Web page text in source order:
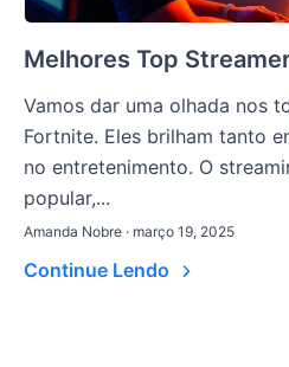
Melhores Top
Vamos dar uma olhada nos
Fortnite. Eles brilham tanto
no entretenimento. O
popular,...
Amanda Nobre · março 19, 2025
Continue Lendo